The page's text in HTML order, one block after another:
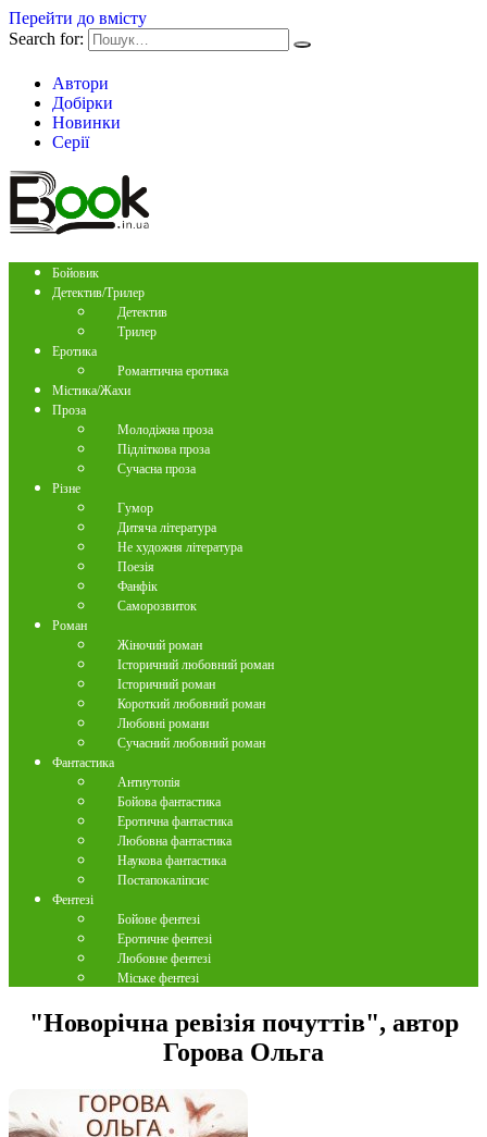
Перейти до вмісту
Search for:
Автори
Добірки
Новинки
Серії
Бойовик
Детектив/Трилер
Детектив
Трилер
Еротика
Романтична еротика
Містика/Жахи
Проза
Молодіжна проза
Підліткова проза
Сучасна проза
Різне
Гумор
Дитяча література
Не художня література
Поезія
Фанфік
Саморозвиток
Роман
Жіночий роман
Історичний любовний роман
Історичний роман
Короткий любовний роман
Любовні романи
Сучасний любовний роман
Фантастика
Антиутопія
Бойова фантастика
Еротична фантастика
Любовна фантастика
Наукова фантастика
Постапокаліпсис
Фентезі
Бойове фентезі
Еротичне фентезі
Любовне фентезі
Міське фентезі
"Новорічна ревізія почуттів", автор
Горова Ольга